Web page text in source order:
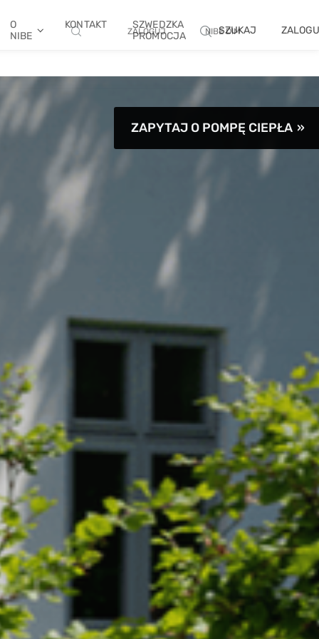
O
NIBE
KONTAKT
SZWEDZKA
PROMOCJA
SZUKAJ
ZALOGUJ NIBE DIM
ZAPYTAJ O POMPĘ CIEPŁA